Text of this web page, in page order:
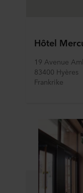
Hôtel
19 Avenue
83400 Hyères
Frankrike